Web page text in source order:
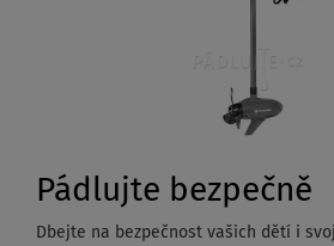
Pádlujte bezpečně
Dbejte na bezpečnost vašich dětí i